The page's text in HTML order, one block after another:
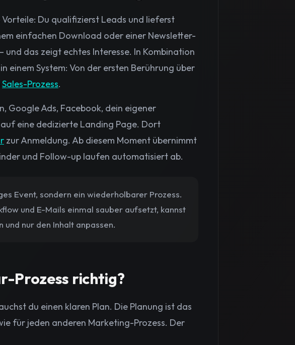
Du qualifizierst Leads und lieferst
einfachen Download oder einer Newsletter-
das zeigt echtes Interesse. In Kombination
einem System: Von der ersten Berührung über
Sales-Prozess.
Google Ads, Facebook, dein eigener
eine dedizierte Landing Page. Dort
zur Anmeldung. Ab diesem Moment übernimmt
und Follow-up laufen automatisiert ab.
Event, sondern ein wiederholbarer Prozess.
und E-Mails einmal sauber aufsetzt, kannst
nur den Inhalt anpassen.
Prozess richtig?
du einen klaren Plan. Die Planung ist das
für jeden anderen Marketing-Prozess. Der